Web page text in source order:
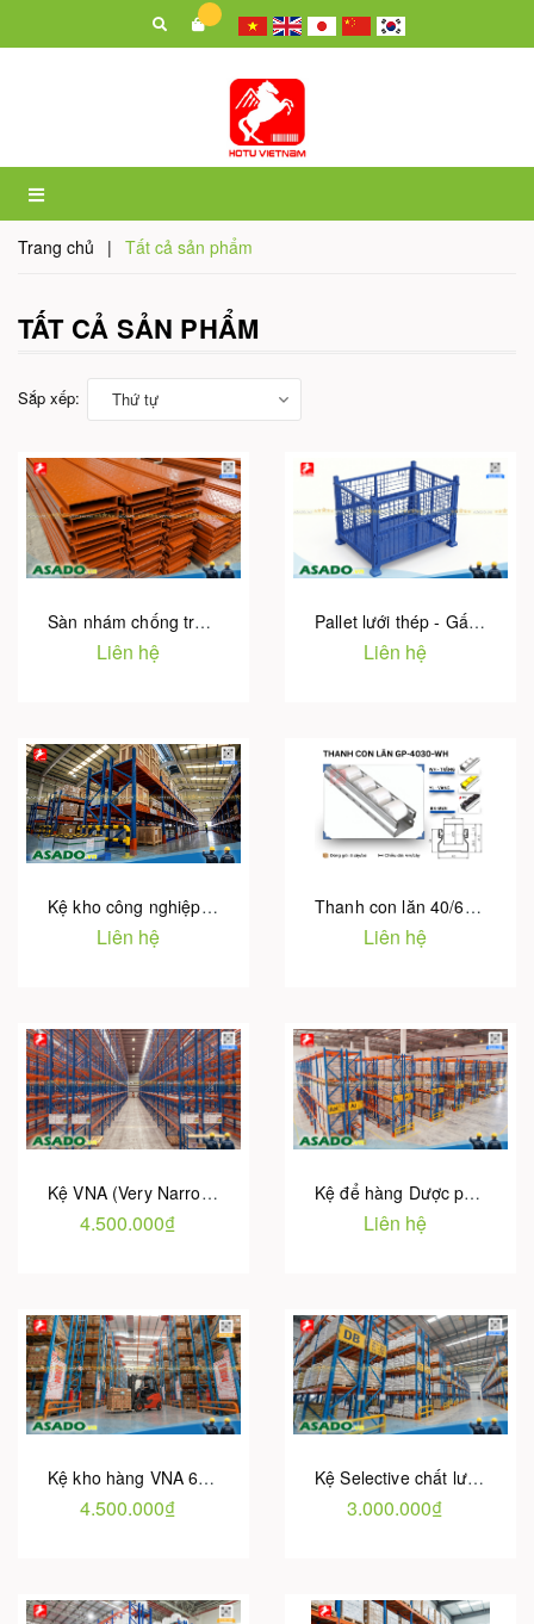
Trang chủ | Tất cả sản phẩm
TẤT CẢ SẢN PHẨM
Sắp xếp: Thứ tự
Sàn nhám chống trượt cho Kệ sàn Mezzanine | Hotu Việt Nam
Liên hệ
Pallet lưới thép - Gấp gọn - Xếp chồng chứa vật tư linh phụ kiện
Liên hệ
Kệ kho công nghiệp chất lượng uy tín - Bảo hành 5 Năm chính hãng
Liên hệ
Thanh con lăn 40/60/80 Series - Nhập khẩu Hàn Quốc
Liên hệ
Kệ VNA (Very Narrow Aisle) | Giải pháp tăng 50% Diện tích lưu trữ
4.500.000₫
Kệ để hàng Dược phẩm - Y tế | Bảo hành 5 năm | Hotu Việt Nam
Liên hệ
Kệ kho hàng VNA 6 tầng / tải trọng 2 tấn | Bảo hành 5 Năm
4.500.000₫
Kệ Selective chất lượng cao - Giá tại Nhà máy | Bảo hành 5 Năm
3.000.000₫